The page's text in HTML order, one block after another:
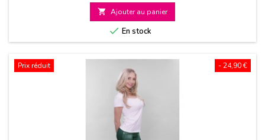
de
base
 Ajouter au panier
 En stock
- 24,90 €
Prix réduit